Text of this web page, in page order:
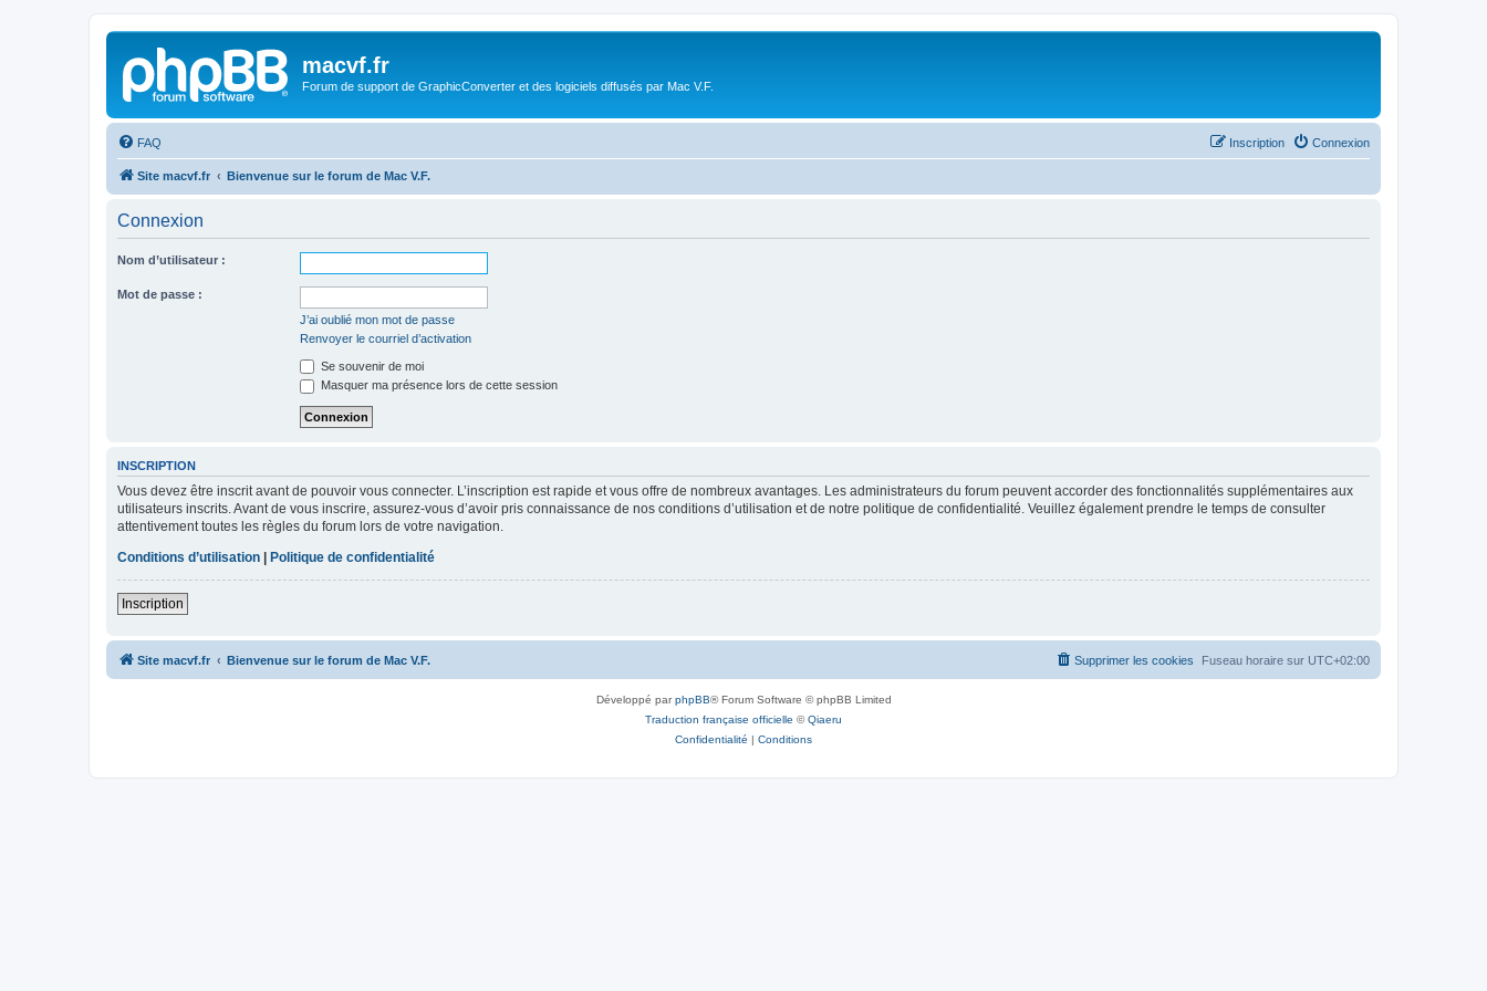
macvf.fr
Forum de support de GraphicConverter et des logiciels diffusés par Mac V.F.
FAQ Connexion
Inscription
Site macvf.fr Bienvenue sur le forum de Mac V.F.
Connexion
Nom d’utilisateur :
Mot de passe :
J’ai oublié mon mot de passe
Renvoyer le courriel d’activation
Se souvenir de moi
Masquer ma présence lors de cette session
INSCRIPTION
Vous devez être inscrit avant de pouvoir vous connecter. L’inscription est rapide et vous offre de nombreux avantages. Les administrateurs du forum peuvent accorder des fonctionnalités supplémentaires aux
utilisateurs inscrits. Avant de vous inscrire, assurez-vous d’avoir pris connaissance de nos conditions d’utilisation et de notre politique de confidentialité. Veuillez également prendre le temps de consulter
attentivement toutes les règles du forum lors de votre navigation.
Conditions d’utilisation
Politique de confidentialité
Inscription
Site macvf.fr Bienvenue sur le forum de Mac V.F. Fuseau horaire sur UTC+02:00
Supprimer les cookies
Développé parphpBB® Forum Software © phpBB Limited
Traduction française officielle ©Qiaeru
Confidentialité | Conditions